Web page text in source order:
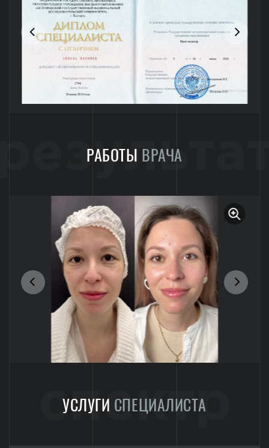
РАБОТЫ ВРАЧА
УСЛУГИ СПЕЦИАЛИСТА
спектр